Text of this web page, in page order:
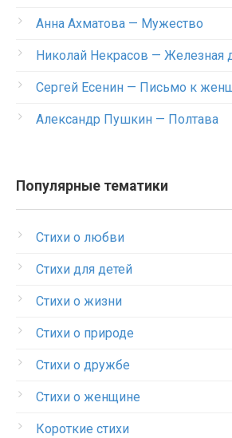
Анна Ахматова — Мужество
Николай Некрасов — Железная
Сергей Есенин — Письмо к
Александр Пушкин — Полтава
Популярные тематики
Стихи о любви
Стихи для детей
Стихи о жизни
Стихи о природе
Стихи о дружбе
Стихи о женщине
Короткие стихи